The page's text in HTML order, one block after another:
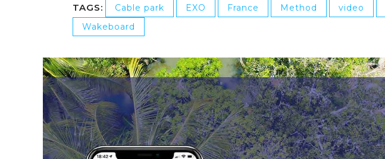
TAGS: Cable park EXO France Method video
Wakeboard